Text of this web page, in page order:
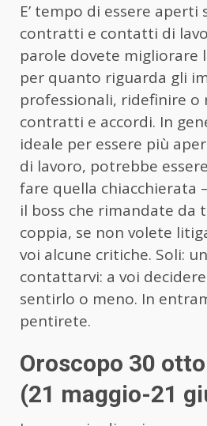
E’ tempo di essere aperti
contratti e contatti di
parole dovete migliorare
per quanto riguarda gli
professionali, ridefinire o
contratti e accordi. In
ideale per essere più
di lavoro, potrebbe
fare quella chiacchierata
il boss che rimandate da
coppia, se non volete
voi alcune critiche. Soli:
contattarvi: a voi
sentirlo o meno. In
pentirete.
Oroscopo 30
(21 maggio-21